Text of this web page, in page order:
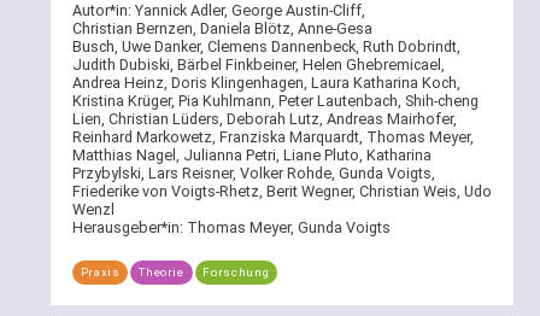
Autor*in: Yannick Adler, George Austin-Cliff,
Christian Bernzen, Daniela Blötz, Anne-Gesa
Busch, Uwe Danker, Clemens Dannenbeck, Ruth Dobrindt,
Judith Dubiski, Bärbel Finkbeiner, Helen Ghebremicael,
Andrea Heinz, Doris Klingenhagen, Laura Katharina Koch,
Kristina Krüger, Pia Kuhlmann, Peter Lautenbach, Shih-cheng
Lien, Christian Lüders, Deborah Lutz, Andreas Mairhofer,
Reinhard Markowetz, Franziska Marquardt, Thomas Meyer,
Matthias Nagel, Julianna Petri, Liane Pluto, Katharina
Przybylski, Lars Reisner, Volker Rohde, Gunda Voigts,
Friederike von Voigts-Rhetz, Berit Wegner, Christian Weis, Udo
Wenzl
Herausgeber*in: Thomas Meyer, Gunda Voigts
Praxis Theorie Forschung